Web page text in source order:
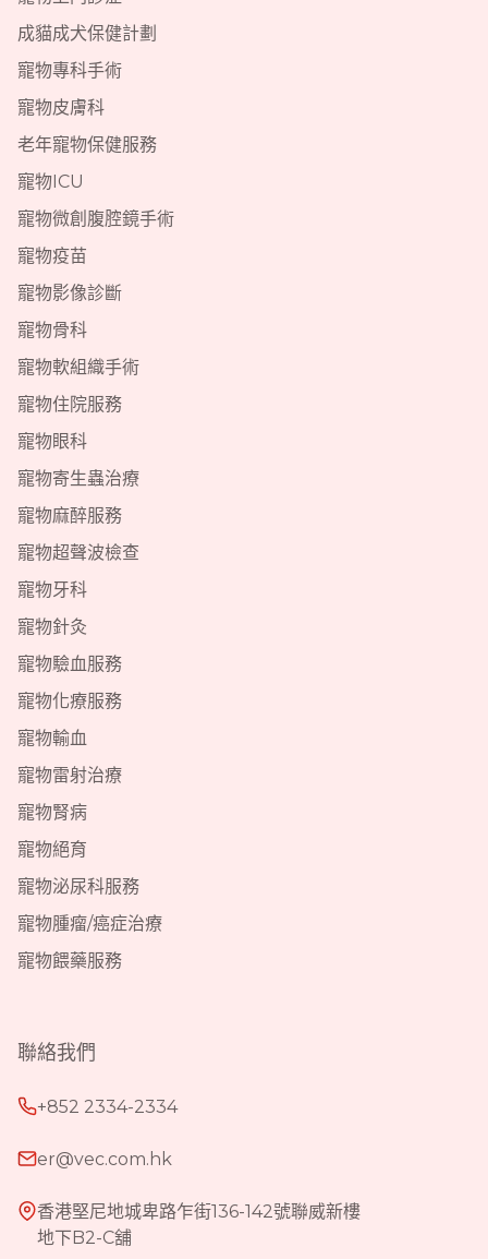
成貓成犬保健計劃
寵物專科手術
寵物皮膚科
老年寵物保健服務
寵物ICU
寵物微創腹腔鏡手術
寵物疫苗
寵物影像診斷
寵物骨科
寵物軟組織手術
寵物住院服務
寵物眼科
寵物寄生蟲治療
寵物麻醉服務
寵物超聲波檢查
寵物牙科
寵物針灸
寵物驗血服務
寵物化療服務
寵物輸血
寵物雷射治療
寵物腎病
寵物絕育
寵物泌尿科服務
寵物腫瘤/癌症治療
寵物餵藥服務
聯絡我們
+852 2334-2334
er@vec.com.hk
香港堅尼地城卑路乍街136-142號聯威新樓
地下B2-C舖